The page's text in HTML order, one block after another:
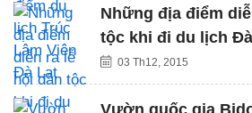
Những địa điểm
tộc khi đi du lịch
03 Th12, 2015
Vườn quốc gia